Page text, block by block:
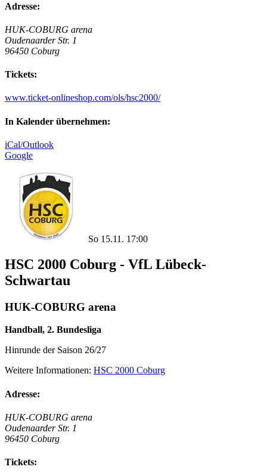
Adresse:
HUK-COBURG arena
Oudenaarder Str. 1
96450 Coburg
Tickets:
www.ticket-onlineshop.com/ols/hsc2000/
In Kalender übernehmen:
iCal/Outlook
Google
So 15.11. 17:00
HSC 2000 Coburg - VfL Lübeck-
Schwartau
HUK-COBURG arena
Handball, 2. Bundesliga
Hinrunde der Saison 26/27
Weitere Informationen: HSC 2000 Coburg
Adresse:
HUK-COBURG arena
Oudenaarder Str. 1
96450 Coburg
Tickets: